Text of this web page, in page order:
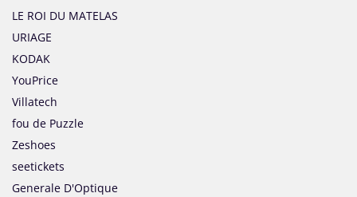
LE ROI DU MATELAS
URIAGE
KODAK
YouPrice
Villatech
fou de Puzzle
Zeshoes
seetickets
Generale D'Optique